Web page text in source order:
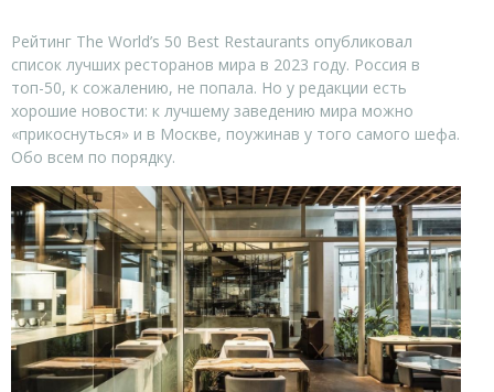
Рейтинг The World’s 50 Best Restaurants опубликовал
список лучших ресторанов мира в 2023 году. Россия в
топ-50, к сожалению, не попала. Но у редакции есть
хорошие новости: к лучшему заведению мира можно
«прикоснуться» и в Москве, поужинав у того самого шефа.
Обо всем по порядку.